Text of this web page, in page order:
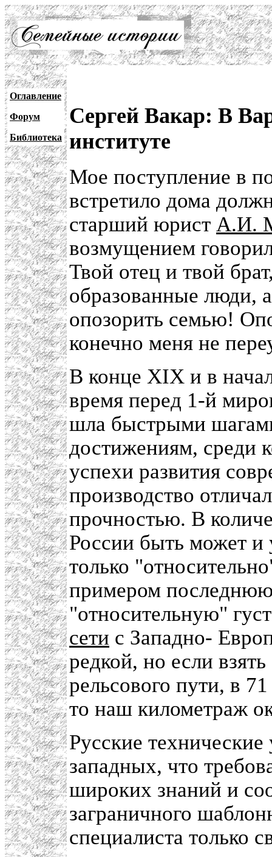
Оглавление
Форум
Библиотека
Сергей Вакар: В
институте
Мое поступление в
встретило дома
старший юрист А.И.
возмущением
Твой отец и твой
образованные люди,
опозорить семью!
конечно меня не
В конце XIX и в
время перед 1-й
шла быстрыми
достижениям, среди
успехи развития
производство
прочностью. В
России быть может и
только
примером последнюю
"относительную"
сети с Западно-
редкой, но если
рельсового пути, в
то наш километраж
Русские
западных, что
широких знаний и
заграничного
специалиста только